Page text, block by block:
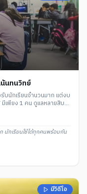
นันทนวิทย์
บนักเรียนจำนวนมาก แต่งบ
เพียง 1 คน ดูแลหลายสิบ
นักเรียนใช้ได้ทุกคนพร้อมกัน
มีวิดีโอ